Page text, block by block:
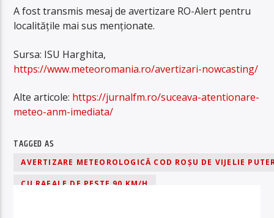
A fost transmis mesaj de avertizare RO-Alert pentru
localitățile mai sus menționate.
Sursa: ISU Harghita,
https://www.meteoromania.ro/avertizari-nowcasting/
Alte articole: https://jurnalfm.ro/suceava-atentionare-
meteo-anm-imediata/
TAGGED AS
AVERTIZARE METEOROLOGICĂ COD ROȘU DE VIJELIE
CU RAFALE DE PESTE 90 KM/H